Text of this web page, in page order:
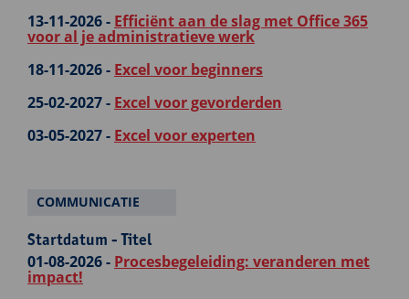
13-11-2026 - Efficiënt aan de slag met Office 365
voor al je administratieve werk
18-11-2026 - Excel voor beginners
25-02-2027 - Excel voor gevorderden
03-05-2027 - Excel voor experten
COMMUNICATIE
Startdatum - Titel
01-08-2026 - Procesbegeleiding: veranderen met
impact!